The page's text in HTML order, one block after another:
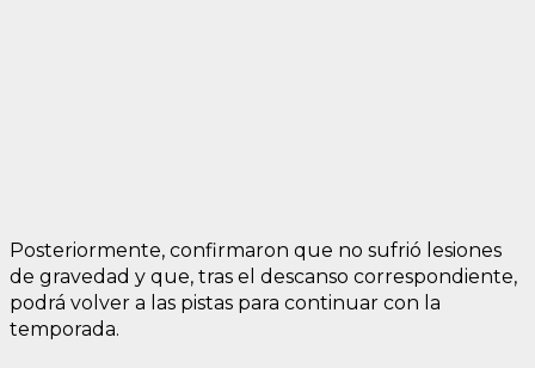
Posteriormente, confirmaron que no sufrió lesiones
de gravedad y que, tras el descanso correspondiente,
podrá volver a las pistas para continuar con la
temporada.